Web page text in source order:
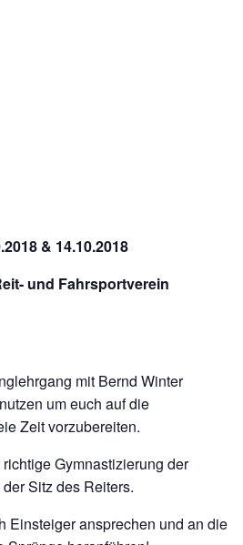
& 14.10.2018
und Fahrsportverein
mit Bernd Winter
um euch auf die
Zeit vorzubereiten.
Gymnastizierung der
Sitz des Reiters.
Einsteiger ansprechen und an die